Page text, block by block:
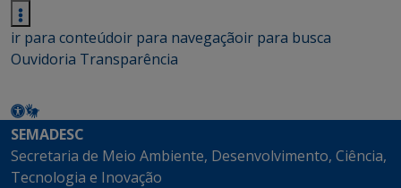
ir para conteúdoir para navegaçãoir para busca
Ouvidoria Transparência
SEMADESC
Secretaria de Meio Ambiente, Desenvolvimento, Ciência,
Tecnologia e Inovação